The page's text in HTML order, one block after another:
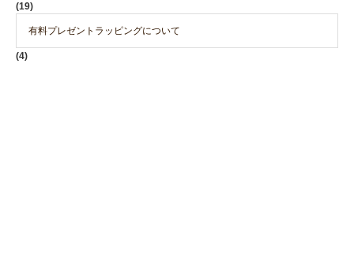
(19)
有料プレゼントラッピングについて
(4)